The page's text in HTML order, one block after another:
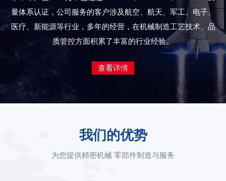
量体系认证，公司服务的客户涉及航空、航天、军工、电子、
医疗、新能源等行业，多年的经营，在机械制造工艺技术、品
质管控方面积累了丰富的行业经验。
查看详情
我们的优势
为您提供精密机械 零部件制造与服务